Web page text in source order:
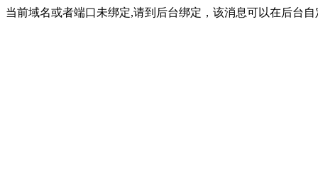
当前域名或者端口未绑定,请到后台绑定，该消息可以在后台自